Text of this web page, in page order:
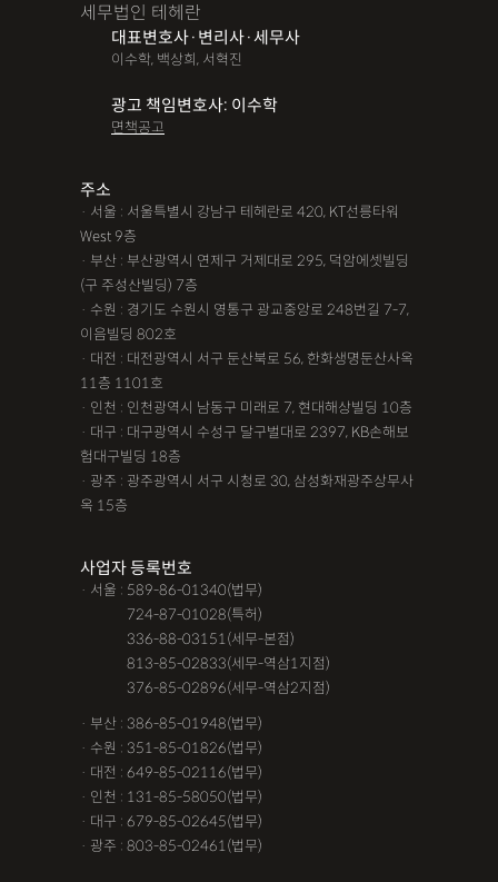
세무법인 테헤란
대표변호사·변리사·세무사
이수학, 백상희, 서혁진
광고 책임변호사: 이수학
면책공고
주소
· 서울 : 서울특별시 강남구 테헤란로 420, KT선릉타워
West 9층
· 부산 : 부산광역시 연제구 거제대로 295, 덕암에셋빌딩
(구 주성산빌딩) 7층
· 수원 : 경기도 수원시 영통구 광교중앙로 248번길 7-7,
이음빌딩 802호
· 대전 : 대전광역시 서구 둔산북로 56, 한화생명둔산사옥
11층 1101호
· 인천 : 인천광역시 남동구 미래로 7, 현대해상빌딩 10층
· 대구 : 대구광역시 수성구 달구벌대로 2397, KB손해보
험대구빌딩 18층
· 광주 : 광주광역시 서구 시청로 30, 삼성화재광주상무사
옥 15층
사업자 등록번호
· 서울 : 589-86-01340(법무)
724-87-01028(특허)
336-88-03151(세무-본점)
813-85-02833(세무-역삼1지점)
376-85-02896(세무-역삼2지점)
· 부산 : 386-85-01948(법무)
· 수원 : 351-85-01826(법무)
· 대전 : 649-85-02116(법무)
· 인천 : 131-85-58050(법무)
· 대구 : 679-85-02645(법무)
· 광주 : 803-85-02461(법무)